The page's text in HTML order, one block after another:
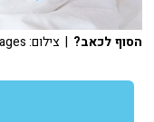
הסוף לכאב? | צילום: Ingram Images